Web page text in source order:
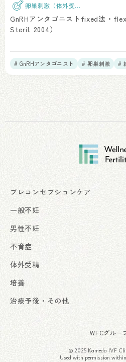
卵巣刺激（体外受
GnRHアンタゴニストfixed法・
Steril. 2004）
# GnRHアンタゴニスト # 卵巣刺激 #
プレコンセプションケア
一般不妊
男性不妊
不育症
体外受精
培養
治療予後・その他
WFCグルー
© 2025 Kameda IVF
Used with permission